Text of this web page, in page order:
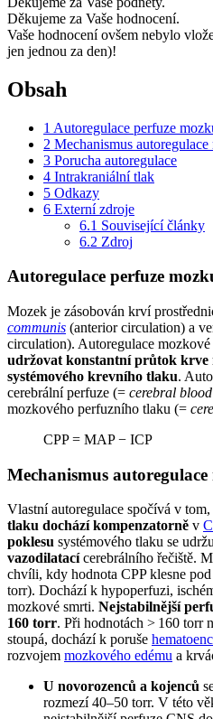
Děkujeme za Vaše hodnocení.
Vaše hodnocení ovšem nebylo
jen jednou za den)!
Obsah
1 Autoregulace perfuze
2 Mechanismus
3 Porucha autoregulace
4 Intrakraniální tlak
5 Odkazy
6 Externí zdroje
6.1 Související články
6.2 Zdroj
Autoregulace perfuze
Mozek je zásobován krví
communis (anterior circulation) a
circulation). Autoregulace
udržovat konstantní průtok krve
systémového krevního tlaku.
cerebrální perfuze (= cerebral
mozkového perfuzního tlaku (=
CPP = MAP − ICP
Mechanismus
Vlastní autoregulace spočívá v tom,
tlaku dochází kompenzatorně v
poklesu systémového tlaku se
vazodilatacícerebrálního řečiště.
chvíli, kdy hodnota CPP klesne
torr). Dochází k hypoperfuzi,
mozkové smrti. Nejstabilnější
160 torr. Při hodnotách > 160 torr
stoupá, dochází k poruše
rozvojem mozkového edému a
U novorozenců a kojenců
rozmezí 40–50 torr. V této